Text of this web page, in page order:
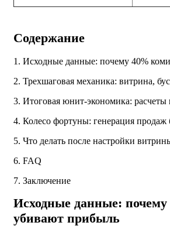
Содержание
1. Исходные данные: почему 40%
2. Трехшаговая механика: витрина,
3. Итоговая юнит-экономика: расчеты
4. Колесо фортуны: генерация продаж
5. Что делать после настройки
6. FAQ
7. Заключение
Исходные данные:
убивают прибыль